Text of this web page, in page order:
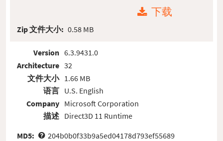
下载
Zip 文件大小: 0.58 MB
Version
Architecture
文件大小
语言
Company
描述
6.3.9431.0
32
1.66 MB
U.S. English
Microsoft Corporation
Direct3D 11 Runtime
MD5:
204b0b0f33b9a5ed04178d793ef55689